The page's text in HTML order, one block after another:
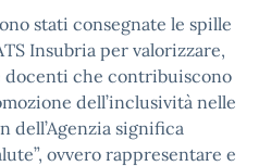
stati consegnate le spille
Insubria per valorizzare,
docenti che contribuiscono
dell’inclusività nelle
dell’Agenzia significa
ovvero rappresentare e